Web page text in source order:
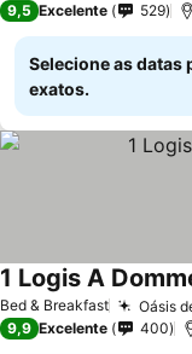
9,5 Excelente 529
Selecione as datas
exatos.
Bed & Breakfast Oásis
1 Logis A
9,9 Excelente 400